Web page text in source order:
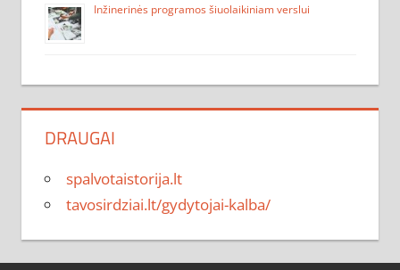
Inžinerinės programos šiuolaikiniam verslui
DRAUGAI
spalvotaistorija.lt
tavosirdziai.lt/gydytojai-kalba/